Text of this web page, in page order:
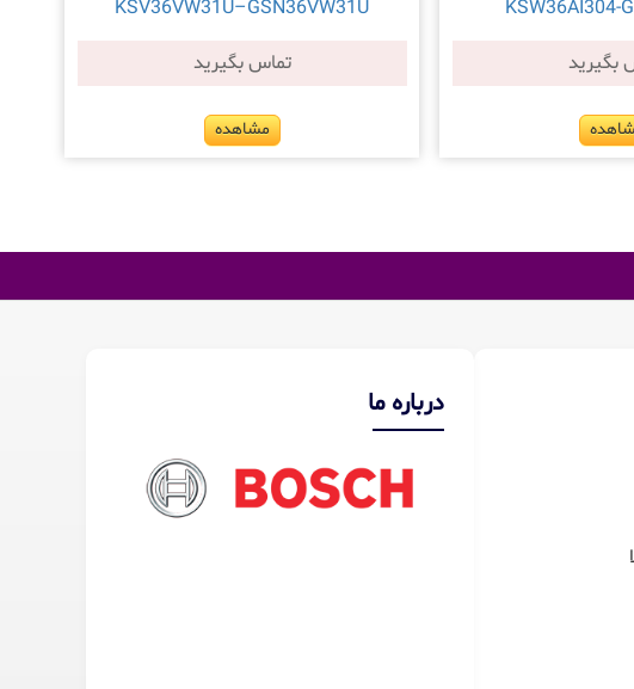
KSW36AI304-
بگیرید
KSV36VW31U–GSN36VW31U
تماس بگیرید
مشاهده
درباره ما